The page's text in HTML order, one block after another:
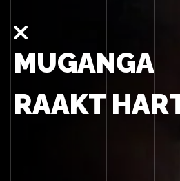
MUGANGA
RAAKT